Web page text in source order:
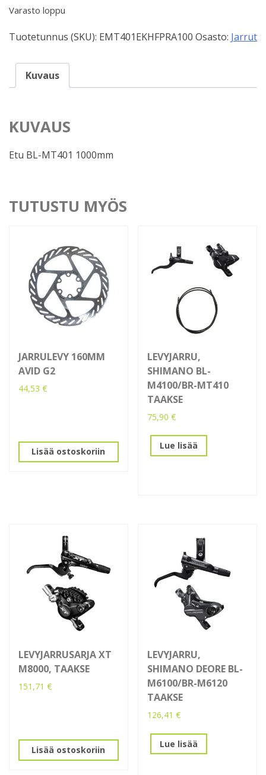
Varasto loppu
Tuotetunnus (SKU): EMT401EKHFPRA100 Osasto: Jarrut
Kuvaus
KUVAUS
Etu BL-MT401 1000mm
TUTUSTU MYÖS
JARRULEVY 160MM
AVID G2
44,53 €
Lisää ostoskoriin
LEVYJARRU,
SHIMANO BL-
M4100/BR-MT410
TAAKSE
75,90€
Lue lisää
LEVYJARRUSARJA XT
M8000, TAAKSE
151,71 €
Lisää ostoskoriin
LEVYJARRU,
SHIMANO DEORE BL-
M6100/BR-M6120
TAAKSE
126,41€
Lue lisää